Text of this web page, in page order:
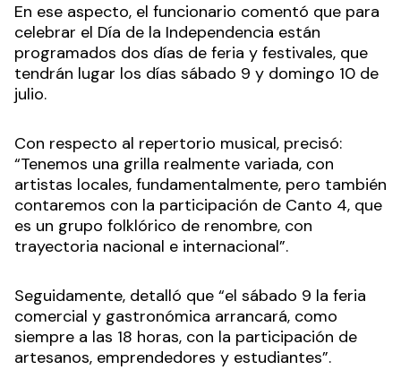
En ese aspecto, el funcionario comentó que para
celebrar el Día de la Independencia están
programados dos días de feria y festivales, que
tendrán lugar los días sábado 9 y domingo 10 de
julio.
Con respecto al repertorio musical, precisó:
“Tenemos una grilla realmente variada, con
artistas locales, fundamentalmente, pero también
contaremos con la participación de Canto 4, que
es un grupo folklórico de renombre, con
trayectoria nacional e internacional”.
Seguidamente, detalló que “el sábado 9 la feria
comercial y gastronómica arrancará, como
siempre a las 18 horas, con la participación de
artesanos, emprendedores y estudiantes”.